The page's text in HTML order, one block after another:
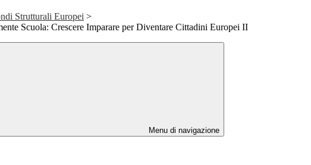
Strutturali Europei >
Scuola: Crescere Imparare per Diventare Cittadini Europei II
Menu di navigazione